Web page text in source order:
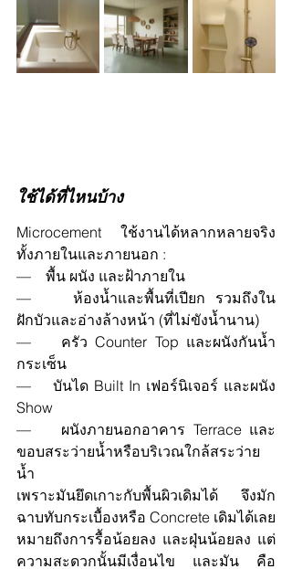
ใช้ได้ที่ไหนบ้าง
Microcement ใช้งานได้หลากหลายจริง
ทั้งภายในและภายนอก :
—    พื้น ผนัง และฝ้าภายใน
—    ห้องน้ำและพื้นที่เปียก รวมถึงใน
ฝักบัวและอ่างล้างหน้า (ที่ไม่ขังน้ำนาน)
—    ครัว Counter Top และผนังกันน้ำ
กระเซ็น
—    บันได Built In เฟอร์นิเจอร์ และผนัง
Show
—    ผนังภายนอกอาคาร Terrace และ
ขอบสระว่ายน้ำหรือบริเวณใกล้สระว่าย
น้ำ
เพราะมันยึดเกาะกับพื้นผิวเดิมได้ จึงมัก
ฉาบทับกระเบื้องหรือ Concrete เดิมได้เลย
หมายถึงการรื้อน้อยลง และฝุ่นน้อยลง แต่
ความสะดวกนั้นมีเงื่อนไข และมัน คือ